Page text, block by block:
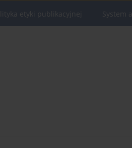
etyki publikacyjnej System